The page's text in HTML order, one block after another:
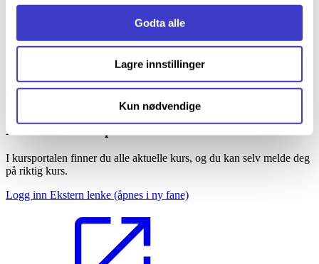
Godta alle
Lagre innstillinger
Kun nødvendige
Tilgang til kursportalen
Bane NORs kursportal
I kursportalen finner du alle aktuelle kurs, og du kan selv melde deg
på riktig kurs.
Logg inn Ekstern lenke (åpnes i ny fane)